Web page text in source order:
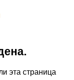
эта страница